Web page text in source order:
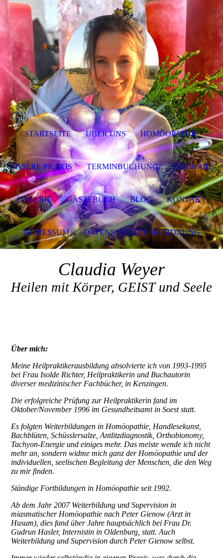
Claudia Weyer
Heilen mit Körper, GEIST und Seele
Über mich:
Meine Heilpraktikerausbildung absolvierte ich von 1993-1995
bei Frau Isolde Richter, Heilpraktikerin und Buchautorin
diverser medizinischer Fachbücher, in Kenzingen.
Die erfolgreiche Prüfung zur Heilpraktikerin fand im
Oktober/November 1996 im Gesundheitsamt in Soest statt.
Es folgten Weiterbildungen in Homöopathie, Handlesekunst,
Bachblüten, Schüsslersalze, Antlitzdiagnostik, Orthobionomy,
Tachyon-Energie und einiges mehr. Das meiste wende ich nicht
mehr an, sondern widme mich ganz der Homöopathie und der
individuellen, seelischen Begleitung der Menschen, die den Weg
zu mir finden.
Ständige Fortbildungen in Homöopathie seit 1992.
Ab dem Jahr 2007 Weiterbildung und Supervision in
miasmatischer Homöopathie nach Peter Gienow (Arzt in
Husum), dies fand über Jahre hauptsächlich bei Frau Dr.
Gudrun Hasler, Internistin in Oldenburg, statt. Auch
Weiterbildung und Supervision durch Peter Gienow selbst.
STARTSEITE ÜBER UNS HOMÖOPATHIE
UNSERE PRAXIS TERMINBUCHUNG SEMINARE
GALERIE GÄSTEBUCH BLOG KONTAKT
IMPRESSUM DATENSCHUTZVERORDNUNG